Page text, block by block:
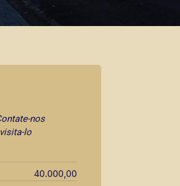
nos
lo
40.000,00